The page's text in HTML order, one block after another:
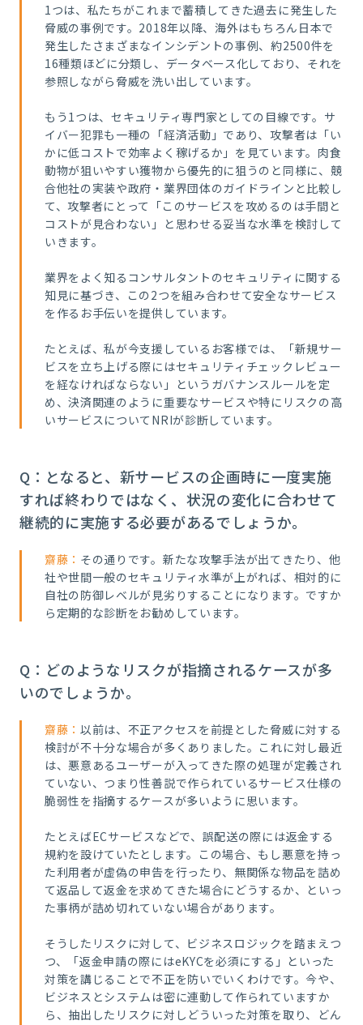
1つは、私たちがこれまで蓄積してきた過去に発生した
脅威の事例です。2018年以降、海外はもちろん日本で
発生したさまざまなインシデントの事例、約2500件を
16種類ほどに分類し、データベース化しており、それを
参照しながら脅威を洗い出しています。
もう1つは、セキュリティ専門家としての目線です。サ
イバー犯罪も一種の「経済活動」であり、攻撃者は「い
かに低コストで効率よく稼げるか」を見ています。肉食
動物が狙いやすい獲物から優先的に狙うのと同様に、競
合他社の実装や政府・業界団体のガイドラインと比較し
て、攻撃者にとって「このサービスを攻めるのは手間と
コストが見合わない」と思わせる妥当な水準を検討して
いきます。
業界をよく知るコンサルタントのセキュリティに関する
知見に基づき、この2つを組み合わせて安全なサービス
を作るお手伝いを提供しています。
たとえば、私が今支援しているお客様では、「新規サー
ビスを立ち上げる際にはセキュリティチェックレビュー
を経なければならない」というガバナンスルールを定
め、決済関連のように重要なサービスや特にリスクの高
いサービスについてNRIが診断しています。
Q：となると、新サービスの企画時に一度実施
すれば終わりではなく、状況の変化に合わせて
継続的に実施する必要があるでしょうか。
齋藤： その通りです。新たな攻撃手法が出てきたり、他
社や世間一般のセキュリティ水準が上がれば、相対的に
自社の防御レベルが見劣りすることになります。ですか
ら定期的な診断をお勧めしています。
Q：どのようなリスクが指摘されるケースが多
いのでしょうか。
齋藤： 以前は、不正アクセスを前提とした脅威に対する
検討が不十分な場合が多くありました。これに対し最近
は、悪意あるユーザーが入ってきた際の処理が定義され
ていない、つまり性善説で作られているサービス仕様の
脆弱性を指摘するケースが多いように思います。
たとえばECサービスなどで、誤配送の際には返金する
規約を設けていたとします。この場合、もし悪意を持っ
た利用者が虚偽の申告を行ったり、無関係な物品を詰め
て返品して返金を求めてきた場合にどうするか、といっ
た事柄が詰め切れていない場合があります。
そうしたリスクに対して、ビジネスロジックを踏まえつ
つ、「返金申請の際にはeKYCを必須にする」といった
対策を講じることで不正を防いでいくわけです。今や、
ビジネスとシステムは密に連動して作られていますか
ら、抽出したリスクに対しどういった対策を取り、どん